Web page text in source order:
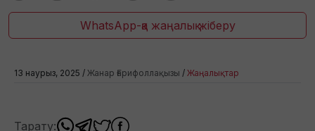
WhatsApp-қа жаңалық жіберу
13 наурыз, 2025 / Жанар Ғарифоллақызы / Жаңалықтар
Тарату: